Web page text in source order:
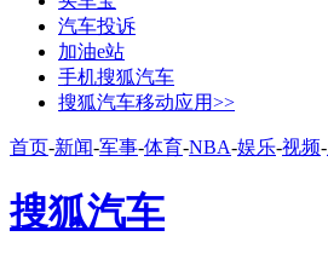
汽车投诉
加油e站
手机搜狐汽车
搜狐汽车移动应用>>
首页-新闻-军事-体育-NBA-娱乐-视频-
搜狐汽车